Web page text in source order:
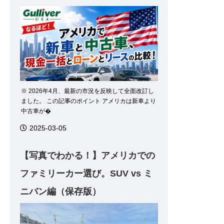
※ 2026年4月、最新の市況を反映して全面改訂し
ました。 この記事のポイント アメリカは新車より
中古車が�
2025-03-05
【写真でわかる！】アメリカでの
ファミリーカー選び。SUV vs ミ
ニバン編（保存版）